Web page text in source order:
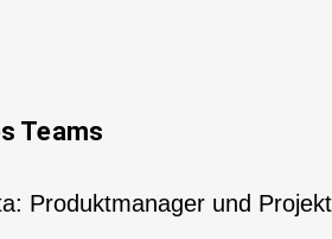
Teams
Produktmanager und